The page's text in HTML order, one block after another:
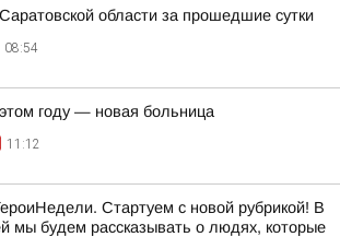
области за прошедшие сутки
08:54
году — новая больница
11:12
Стартуем с новой рубрикой! В
мы будем рассказывать о людях, которые